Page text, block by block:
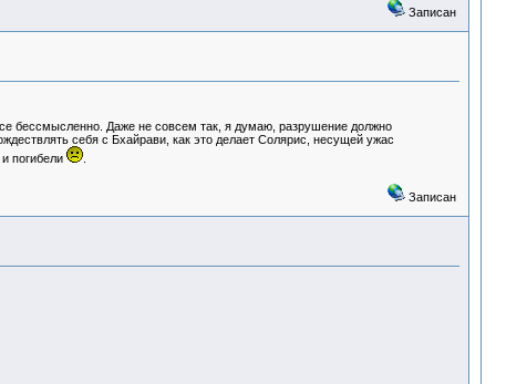
Записан
бессмысленно. Даже не совсем так, я думаю, разрушение должно
себя с Бхайрави, как это делает Солярис, несущей ужас
погибели
.
Записан